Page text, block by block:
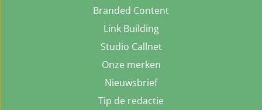
Branded Content
Link Building
Studio Callnet
Onze merken
Nieuwsbrief
Tip de redactie